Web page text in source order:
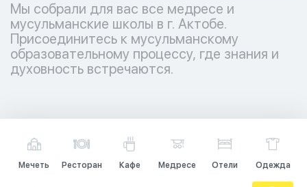
Мы собрали для вас все медресе и
мусульманские школы в г. Актобе.
Присоединитесь к мусульманскому
образовательному процессу, где знания и
духовность встречаются.
Мечеть Ресторан Кафе Медресе Отели Одежда